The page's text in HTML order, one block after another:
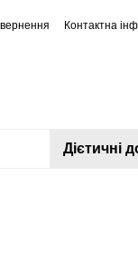
Контактна
Дієтичні